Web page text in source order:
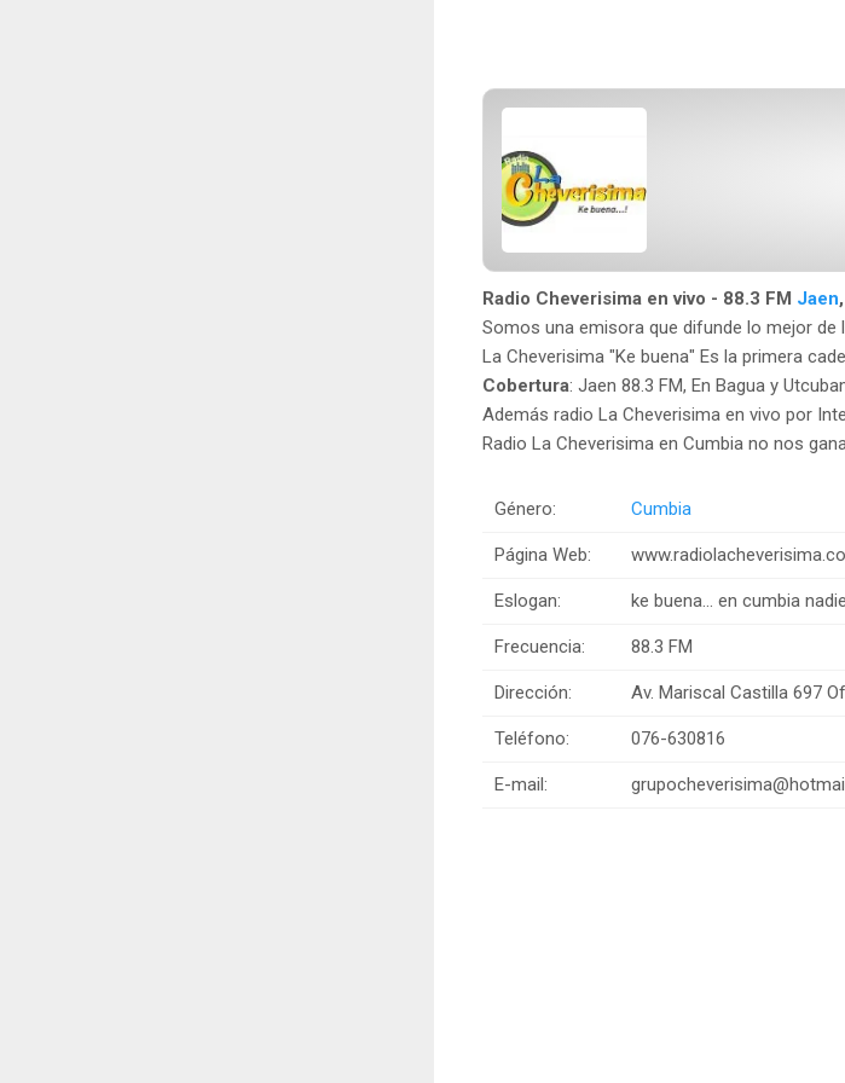
Radio Cheverisima en vivo - 88.3 FM Jaen
Somos una emisora que difunde lo mejor de
La Cheverisima "Ke buena" Es la primera
Cobertura: Jaen 88.3 FM, En Bagua y
Además radio La Cheverisima en vivo por
Radio La Cheverisima en Cumbia no nos
Género: Cumbia
Página Web:
Eslogan: ke buena... en cumbia
Frecuencia: 88.3 FM
Dirección: Av. Mariscal Castilla 697
Teléfono: 076-630816
E-mail: